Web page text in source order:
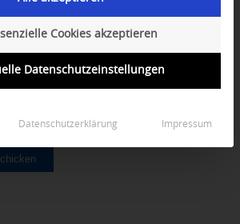
Cookies akzeptieren
Datenschutzeinstellungen
Datenschutzerklärung Impressum